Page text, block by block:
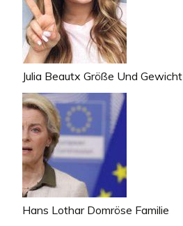
Julia Beautx Größe Und Gewicht
Hans Lothar Domröse Familie